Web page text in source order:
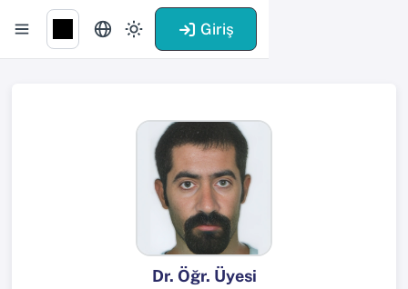
Giriş
Dr. Öğr. Üyesi